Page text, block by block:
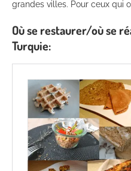
grandes villes. Pour ceux qui
Où se restaurer/où se
Turquie: